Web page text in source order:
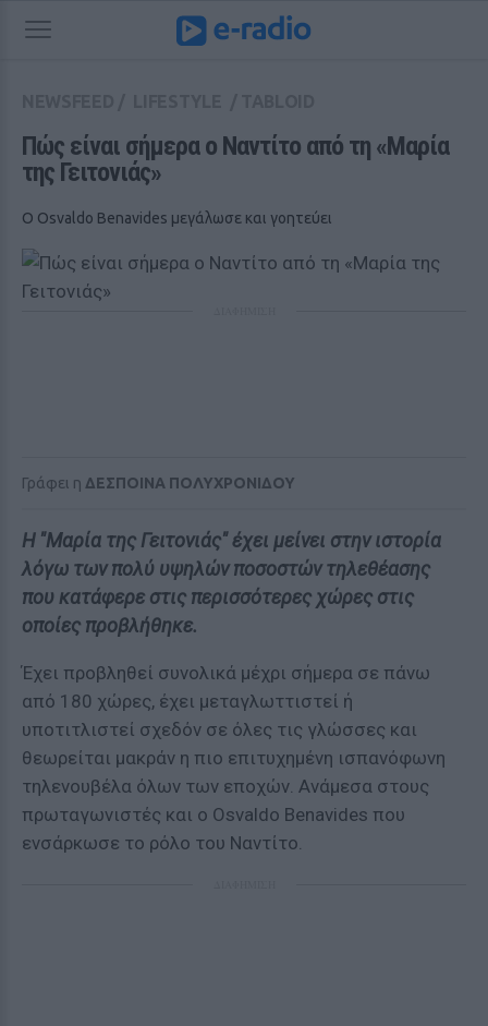
Πώς είναι σήμερα ο Ναντίτο από τη «Μαρία
της Γειτονιάς»
Ο Osvaldo Benavides μεγάλωσε και γοητεύει
Γράφει η ΔΕΣΠΟΙΝΑ ΠΟΛΥΧΡΟΝΙΔΟΥ
Η "Μαρία της Γειτονιάς" έχει μείνει στην ιστορία
λόγω των πολύ υψηλών ποσοστών τηλεθέασης
που κατάφερε στις περισσότερες χώρες στις
οποίες προβλήθηκε.
Έχει προβληθεί συνολικά μέχρι σήμερα σε πάνω
από 180 χώρες, έχει μεταγλωττιστεί ή
υποτιτλιστεί σχεδόν σε όλες τις γλώσσες και
θεωρείται μακράν η πιο επιτυχημένη ισπανόφωνη
τηλενουβέλα όλων των εποχών. Ανάμεσα στους
πρωταγωνιστές και ο Osvaldo Benavides που
ενσάρκωσε το ρόλο του Ναντίτο.